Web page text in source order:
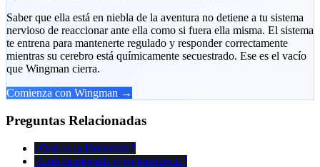
Saber que ella está en niebla de la aventura no detiene a tu sistema
nervioso de reaccionar ante ella como si fuera ella misma. El sistema
te entrena para mantenerte regulado y responder correctamente
mientras su cerebro está químicamente secuestrado. Ese es el vacío
que Wingman cierra.
Comienza con Wingman →
Preguntas Relacionadas
¿Qué es la limerencia?
¿Está enamorada o en limerencia?